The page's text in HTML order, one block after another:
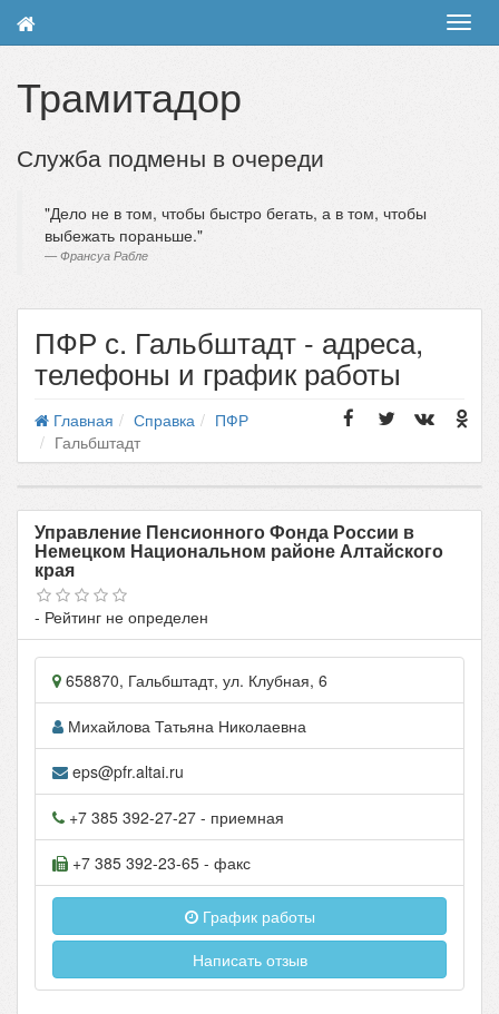
Трамитадор
Служба подмены в очереди
Дело не в том, чтобы быстро бегать, а в том, чтобы
выбежать пораньше.
Франсуа Рабле
ПФР с. Гальбштадт - адреса,
телефоны и график работы
Главная Справка
ПФР
Гальбштадт
Управление Пенсионного Фонда России в
Немецком Национальном районе Алтайского
края
- Рейтинг не определен
658870, Гальбштадт, ул. Клубная, 6
Михайлова Татьяна Николаевна
eps@pfr.altai.ru
+7 385 392-27-27 - приемная
+7 385 392-23-65 - факс
График работы
Написать отзыв